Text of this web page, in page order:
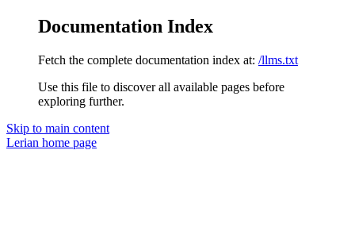
Documentation Index
Fetch the complete documentation index at: /llms.txt
Use this file to discover all available pages before
exploring further.
Skip to main content
Lerian home page